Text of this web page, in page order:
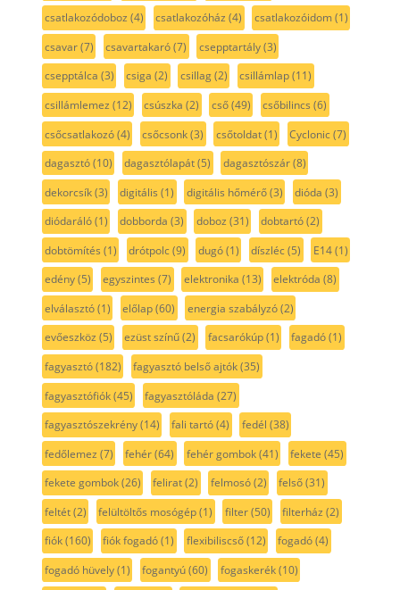
csatlakozódoboz (4) csatlakozóház (4) csatlakozóidom(1)
csavar(7) csavartakaró(7) csepptartály(3)
csepptálca (3) csiga (2) csillag(2) csillámlap(11)
csillámlemez (12) csúszka (2) cső(49) csőbilincs (6)
csőcsatlakozó(4) csőcsonk(3) csőtoldat(1) Cyclonic(7)
dagasztó(10) dagasztólapát(5) dagasztószár(8)
dekorcsík(3) digitális (1) digitális hőmérő(3) dióda (3)
diódaráló(1) dobborda (3) doboz (31) dobtartó(2)
dobtömítés (1) drótpolc(9) dugó(1) díszléc(5) E14(1)
edény(5) egyszintes (7) elektronika (13) elektróda (8)
elválasztó(1) előlap(60) energia szabályzó(2)
evőeszköz (5) ezüst színű(2) facsarókúp(1) fagadó(1)
fagyasztó(182) fagyasztó belső ajtók(35)
fagyasztófiók(45) fagyasztóláda (27)
fagyasztószekrény(14) fali tartó(4) fedél (38)
fedőlemez (7) fehér(64) fehér gombok(41) fekete (45)
fekete gombok(26) felirat(2) felmosó(2) felső(31)
feltét(2) felültöltős mosógép(1) filter(50) filterház (2)
fiók(160) fiók fogadó(1) flexibiliscső(12) fogadó(4)
fogadó hüvely(1) fogantyú(60) fogaskerék(10)